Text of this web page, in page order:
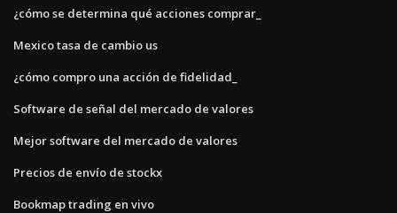
¿cómo se determina qué acciones comprar_
Mexico tasa de cambio us
¿cómo compro una acción de fidelidad_
Software de señal del mercado de valores
Mejor software del mercado de valores
Precios de envío de stockx
Bookmap trading en vivo